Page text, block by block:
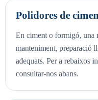
Polidores de
En ciment o formigó, una
manteniment, preparació
adequats. Per a rebaixos
consultar-nos abans.